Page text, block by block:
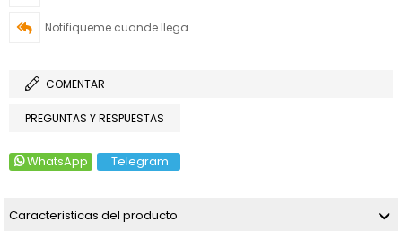
Notifiqueme cuande llega.
COMENTAR
PREGUNTAS Y RESPUESTAS
WhatsApp Telegram
Caracteristicas del producto